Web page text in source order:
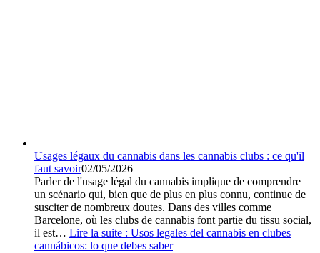
Usages légaux du cannabis dans les cannabis clubs : ce qu'il
faut savoir02/05/2026
Parler de l'usage légal du cannabis implique de comprendre
un scénario qui, bien que de plus en plus connu, continue de
susciter de nombreux doutes. Dans des villes comme
Barcelone, où les clubs de cannabis font partie du tissu social,
il est… Lire la suite : Usos legales del cannabis en clubes
cannábicos: lo que debes saber